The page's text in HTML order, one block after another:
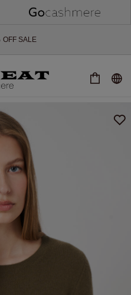
KLEUREN VOOR HET KOMENDE
VAN TOEPASSING ZIJN
KLEUREN VOOR HET KOMENDE
SALE